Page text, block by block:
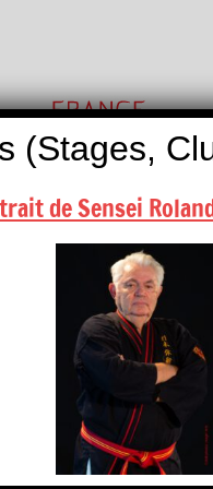
Taï
Jitsu
Self
BOUTIQUES NOUS
(Stages,
de Sensei